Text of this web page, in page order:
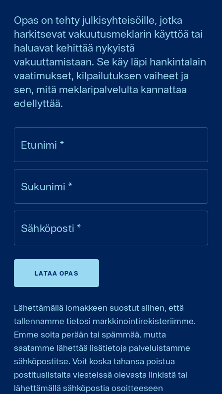
Opas on tehty julkisyhteisöille, jotka
harkitsevat vakuutusmeklarin käyttöä tai
haluavat kehittää nykyistä
vakuuttamistaan. Se käy läpi hankintalain
vaatimukset, kilpailutuksen vaiheet ja
sen, mitä meklaripalvelulta kannattaa
edellyttää.
Etunimi *
Sukunimi *
Sähköposti *
LATAA OPAS
Lähettämällä lomakkeen suostut siihen, että
tallennamme tietosi markkinointirekisteriimme.
Emme soita perään tai spämmää, mutta
saatamme lähettää lisätietoja palveluistamme
sähköpostitse. Voit koska tahansa poistua
postituslistalta viesteissä olevasta linkistä tai
lähettämällä sähköpostia osoitteeseen